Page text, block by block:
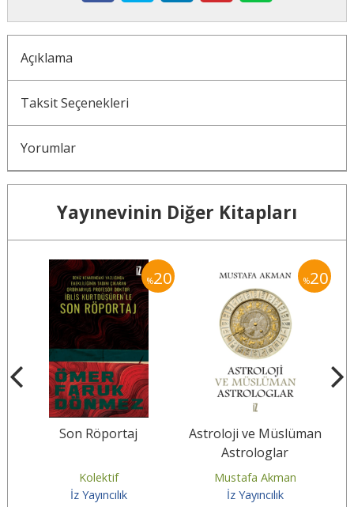
Açıklama
Taksit Seçenekleri
Yorumlar
Yayınevinin Diğer Kitapları
%20
Son Röportaj
Kolektif
İz Yayıncılık
%20
Astroloji ve Müslüman
Astrologlar
Mustafa Akman
İz Yayıncılık